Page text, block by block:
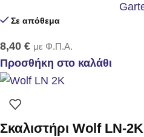
Σε απόθεμα
8,40 € με Φ.Π.Α.
Προσθήκη στο καλάθι
Σκαλιστήρι Wolf LN-2K